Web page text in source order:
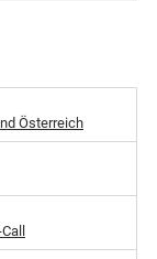
Österreich